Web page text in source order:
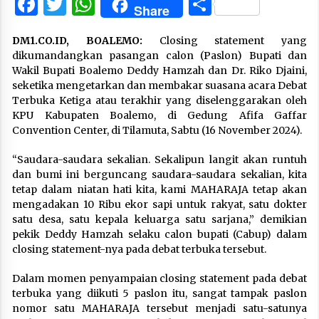
Share
DM1.CO.ID, BOALEMO: Closing statement yang
dikumandangkan pasangan calon (Paslon) Bupati dan
Wakil Bupati Boalemo Deddy Hamzah dan Dr. Riko Djaini,
seketika mengetarkan dan membakar suasana acara Debat
Terbuka Ketiga atau terakhir yang diselenggarakan oleh
KPU Kabupaten Boalemo, di Gedung Afifa Gaffar
Convention Center, di Tilamuta, Sabtu (16 November 2024).
“Saudara-saudara sekalian. Sekalipun langit akan runtuh
dan bumi ini berguncang saudara-saudara sekalian, kita
tetap dalam niatan hati kita, kami MAHARAJA tetap akan
mengadakan 10 Ribu ekor sapi untuk rakyat, satu dokter
satu desa, satu kepala keluarga satu sarjana,” demikian
pekik Deddy Hamzah selaku calon bupati (Cabup) dalam
closing statement-nya pada debat terbuka tersebut.
Dalam momen penyampaian closing statement pada debat
terbuka yang diikuti 5 paslon itu, sangat tampak paslon
nomor satu MAHARAJA tersebut menjadi satu-satunya